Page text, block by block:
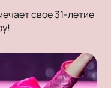
свое 31-летие